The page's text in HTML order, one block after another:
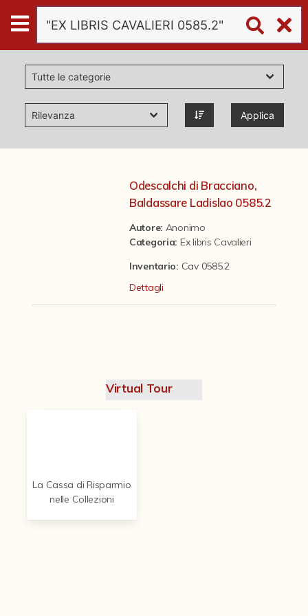
Digital
Humanities
Donazioni
Pubblicazioni
Il progetto Digital Humanities
Contattaci
Applica
Odescalchi di Bracciano,
Baldassare Ladislao 0585.2
Autore: Anonimo
Categoria: Ex libris Cavalieri
Inventario: Cav 0585.2
Dettagli
Virtual Tour
La Cassa di Risparmio
nelle Collezioni